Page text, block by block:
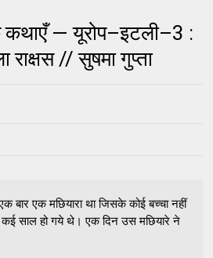
— यूरोप–इटली–3 :
राक्षस // सुषमा गुप्ता
बार एक मछियारा था जिसके कोई बच्चा नहीं
कई साल हो गये थे। एक दिन उस मछियारे ने